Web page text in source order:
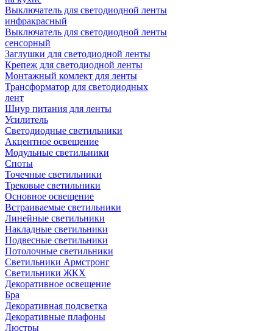
Выключатель для светодиодной ленты
инфракрасный
Выключатель для светодиодной ленты
сенсорный
Заглушки для светодиодной ленты
Крепеж для светодиодной ленты
Монтажный комлект для ленты
Трансформатор для светодиодных
лент
Шнур питания для ленты
Усилитель
Светодиодные светильники
Акцентное освещение
Модульные светильники
Споты
Точечные светильники
Трековые светильники
Основное освещение
Встраиваемые светильники
Линейные светильники
Накладные светильники
Подвесные светильники
Потолочные светильники
Светильники Армстронг
Светильники ЖКХ
Декоративное освещение
Бра
Декоративная подсветка
Декоративные плафоны
Люстры